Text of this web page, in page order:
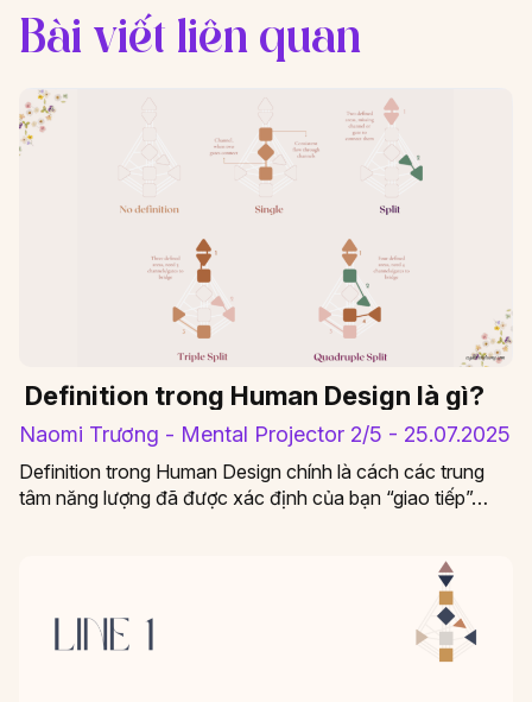
Bài viết liên quan
Definition trong Human Design là gì?
Naomi Trương - Mental Projector 2/5 - 25.07.2025
Definition trong Human Design chính là cách các trung
tâm năng lượng đã được xác định của bạn “giao tiếp”…